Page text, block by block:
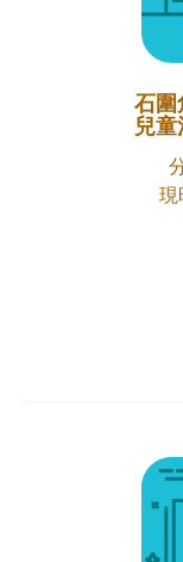
石圍
兒
現